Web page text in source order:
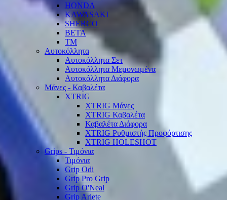
HONDA
KAWASAKI
SHERCO
BETA
TM
Αυτοκόλλητα
Αυτοκόλλητα Σετ
Αυτοκόλλητα Μεμονωμένα
Αυτοκόλλητα Διάφορα
Μάνες - Καβαλέτα
XTRIG
XTRIG Μάνες
XTRIG Καβαλέτα
Καβαλέτα Διάφορα
XTRIG Ρυθμιστής Προφόρτισης
XTRIG HOLESHOT
Grips - Τιμόνια
Τιμόνια
Grip Odi
Grip Pro Grip
Grip O'Neal
Grip Ariete